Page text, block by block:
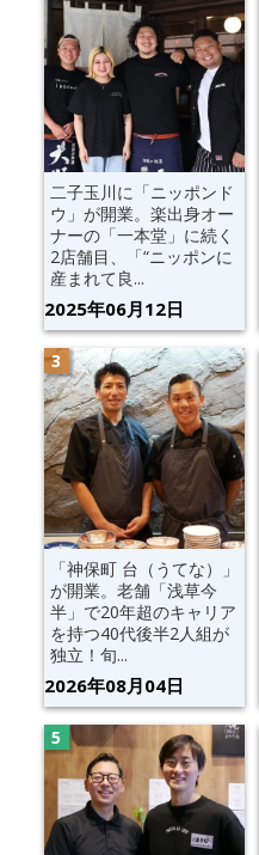
二子玉川に「ニッポンド
ウ」が開業。楽出身オー
ナーの「一本堂」に続く
2店舗目、「“ニッポンに
産まれて良...
2025年06月12日
「神保町 台（うてな）」
が開業。老舗「浅草今
半」で20年超のキャリア
を持つ40代後半2人組が
独立！旬...
2026年08月04日